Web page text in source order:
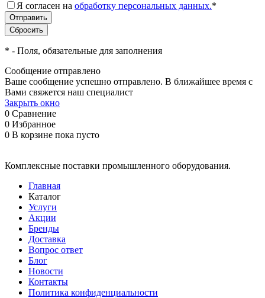
Я согласен на обработку персональных данных.*
* - Поля, обязательные для заполнения
Сообщение отправлено
Ваше сообщение успешно отправлено. В ближайшее время с
Вами свяжется наш специалист
Закрыть окно
0 Сравнение
0 Избранное
0 В корзине пока пусто
Комплексные поставки промышленного оборудования.
Главная
Каталог
Услуги
Акции
Бренды
Доставка
Вопрос ответ
Блог
Новости
Контакты
Политика конфиденциальности